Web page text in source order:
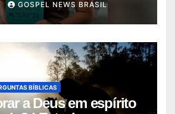
GOSPEL NEWS BRASIL
BÍBLICAS
a Deus em espírito